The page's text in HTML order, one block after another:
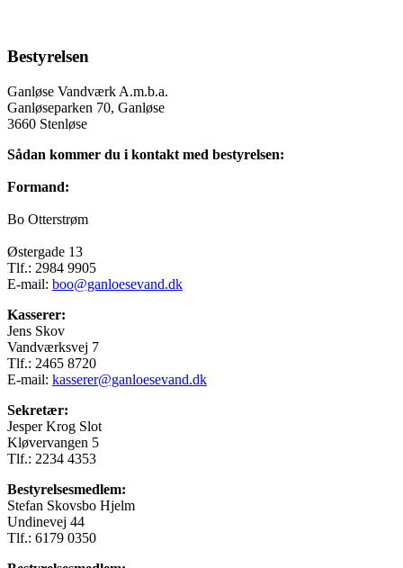
Bestyrelsen
Ganløse Vandværk A.m.b.a.
Ganløseparken 70, Ganløse
3660 Stenløse
Sådan kommer du i kontakt med bestyrelsen:
Formand:
Bo Otterstrøm
Østergade 13
Tlf.: 2984 9905
E-mail: boo@ganloesevand.dk
Kasserer:
Jens Skov
Vandværksvej 7
Tlf.: 2465 8720
E-mail: kasserer@ganloesevand.dk
Sekretær:
Jesper Krog Slot
Kløvervangen 5
Tlf.: 2234 4353
Bestyrelsesmedlem:
Stefan Skovsbo Hjelm
Undinevej 44
Tlf.: 6179 0350